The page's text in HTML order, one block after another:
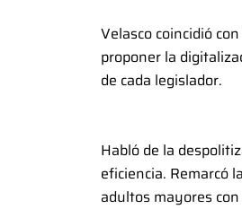
Velasco coincidió
proponer la
de cada legislador.
Habló de la
eficiencia. Remarcó
adultos mayores